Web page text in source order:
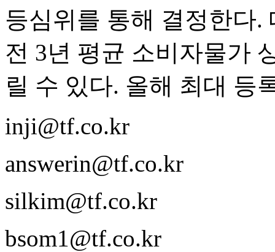
등심위를 통해 결정한다.
전 3년 평균 소비자물가
릴 수 있다. 올해 최대 등
inji@tf.co.kr
answerin@tf.co.kr
silkim@tf.co.kr
bsom1@tf.co.kr